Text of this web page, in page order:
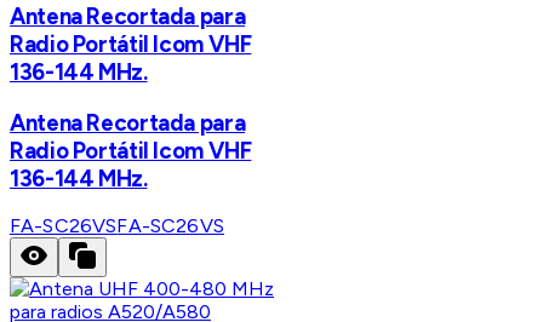
Antena Recortada para
Radio Portátil Icom VHF
136-144 MHz.
Antena Recortada para
Radio Portátil Icom VHF
136-144 MHz.
FA-SC26VSFA-SC26VS